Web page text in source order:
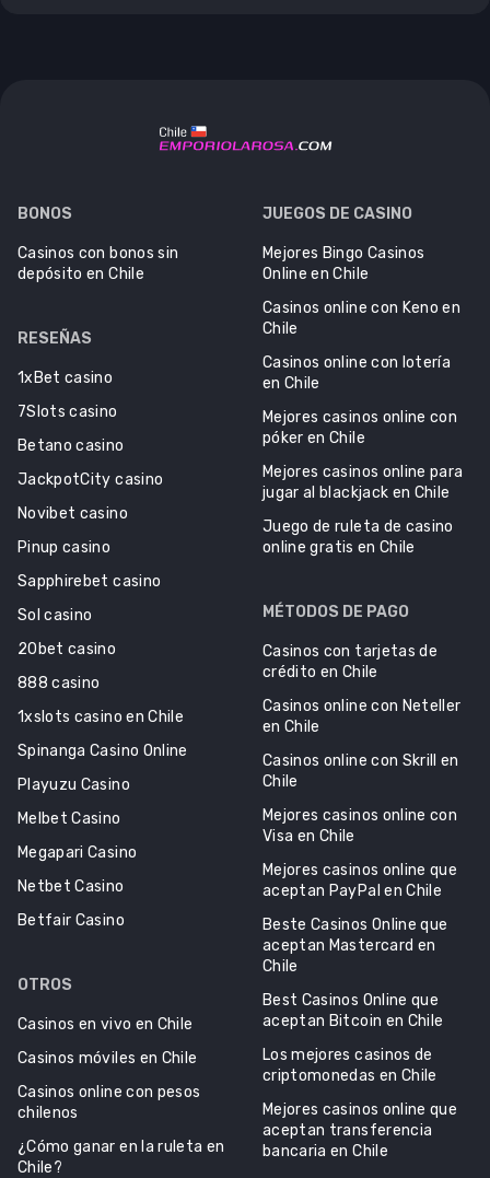
BONOS
Casinos con bonos sin
depósito en Chile
RESEÑAS
1xBet casino
7Slots casino
Betano casino
JackpotCity casino
Novibet casino
Pinup casino
Sapphirebet casino
Sol casino
20bet casino
888 casino
1xslots casino en Chile
Spinanga Casino Online
Playuzu Casino
Melbet Casino
Megapari Casino
Netbet Casino
Betfair Casino
OTROS
Casinos en vivo en Chile
Casinos móviles en Chile
Casinos online con pesos
chilenos
¿Cómo ganar en la ruleta en
Chile?
JUEGOS DE CASINO
Mejores Bingo Casinos
Online en Chile
Casinos online con Keno en
Chile
Casinos online con lotería
en Chile
Mejores casinos online con
póker en Chile
Mejores casinos online para
jugar al blackjack en Chile
Juego de ruleta de casino
online gratis en Chile
MÉTODOS DE PAGO
Casinos con tarjetas de
crédito en Chile
Casinos online con Neteller
en Chile
Casinos online con Skrill en
Chile
Mejores casinos online con
Visa en Chile
Mejores casinos online que
aceptan PayPal en Chile
Beste Casinos Online que
aceptan Mastercard en
Chile
Best Casinos Online que
aceptan Bitcoin en Chile
Los mejores casinos de
criptomonedas en Chile
Mejores casinos online que
aceptan transferencia
bancaria en Chile